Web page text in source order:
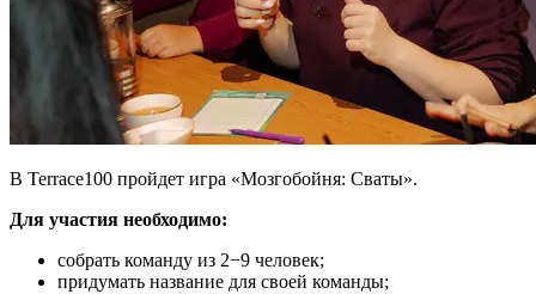
В Terrace100 пройдет игра «Мозгобойня: Сваты».
Для участия необходимо:
собрать команду из 2−9 человек;
придумать название для своей команды;